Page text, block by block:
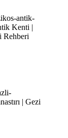
antik-
Kenti |
Rehberi
| Gezi